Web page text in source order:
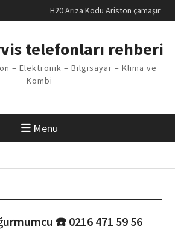
LG kombi E2 Arızası Çözümü
Vaillant çamaşır makinesi E03
Arıza Kodu
Ferroli klima E3 Arızası Çözümü
telefonları rehberi
– Elektronik – Bilgisayar – Klima ve
Kombi
Menu
☎️ 0216 471 59 56